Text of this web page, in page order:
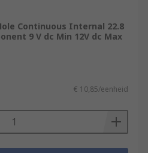
Continuous Internal 22.8
9 V dc Min 12V dc Max
€ 10,85/eenheid